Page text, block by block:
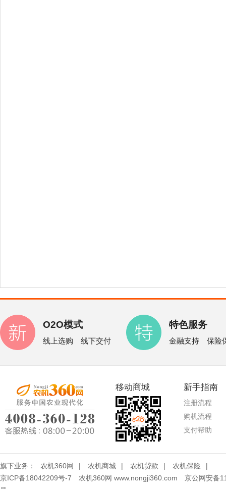
O2O模式
线上选购 线下交付
特色服务
金融支持 保险
移动商城 新手指南
注册流程
购机流程
支付帮助
旗下业务： 农机360网 | 农机商城 | 农机贷款 | 农机保险
|
京ICP备18042209号-7 农机360网 www.nongji360.com 京公网安备